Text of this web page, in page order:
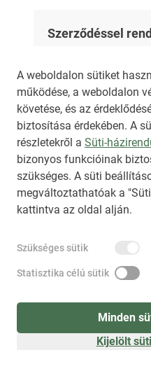
A weboldalon sütiket
működése, a weboldalon
követése, és az
biztosítása érdekében. A
részletekről a Süti-
bizonyos funkcióinak
szükséges. A süti
megváltoztathatóak a
kattintva az oldal alján.
Szükséges sütik
Statisztika célú sütik
Minden
Kijelölt
Szerződéssel
Regisztráció(